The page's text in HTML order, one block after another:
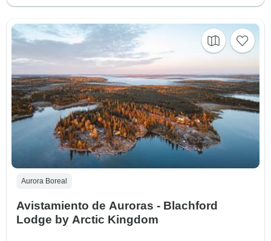
Aurora Boreal
Avistamiento de Auroras - Blachford
Lodge by Arctic Kingdom